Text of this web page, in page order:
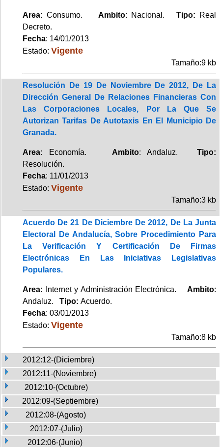
Area: Consumo. Ambito: Nacional. Tipo:
Real
Decreto.
Fecha: 14/01/2013
Estado: Vigente
Tamaño:9 kb
Resolución De 19 De Noviembre De 2012, De La
Dirección General De Relaciones Financieras Con
Las Corporaciones Locales, Por La Que Se
Autorizan Tarifas De Autotaxis En El Municipio De
Granada.
Area: Economía. Ambito: Andaluz. Tipo:
Resolución.
Fecha: 11/01/2013
Estado: Vigente
Tamaño:3 kb
Acuerdo De 21 De Diciembre De 2012, De La Junta
Electoral De Andalucía, Sobre Procedimiento Para
La Verificación Y Certificación De Firmas
Electrónicas En Las Iniciativas Legislativas
Populares.
Area: Internet y Administración Electrónica. Ambito:
Andaluz. Tipo: Acuerdo.
Fecha: 03/01/2013
Estado: Vigente
Tamaño:8 kb
2012:12-(Diciembre)
2012:11-(Noviembre)
2012:10-(Octubre)
2012:09-(Septiembre)
2012:08-(Agosto)
2012:07-(Julio)
2012:06-(Junio)